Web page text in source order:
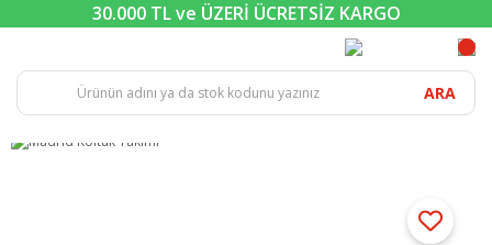
30.000 TL ve ÜZERİ ÜCRETSİZ KARGO
ARA